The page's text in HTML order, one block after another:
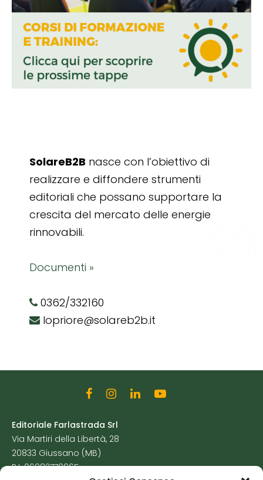
SolareB2B nasce con l’obiettivo di
realizzare e diffondere strumenti
editoriali che possano supportare la
crescita del mercato delle energie
rinnovabili.
Documenti »
0362/332160
lopriore@solareb2b.it
Editoriale Farlastrada Srl
Via Martiri della Libertà, 28
20833 Giussano (MB)
P.I. 06982770965